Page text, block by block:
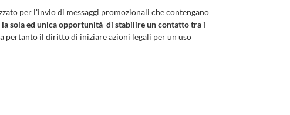
per l'invio di messaggi promozionali che contengano
sola ed unica opportunità di stabilire un contatto tra i
pertanto il diritto di iniziare azioni legali per un uso